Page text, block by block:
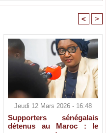
< >
Jeudi 12 Mars 2026 - 16:48
Supporters sénégalais
détenus au Maroc : le